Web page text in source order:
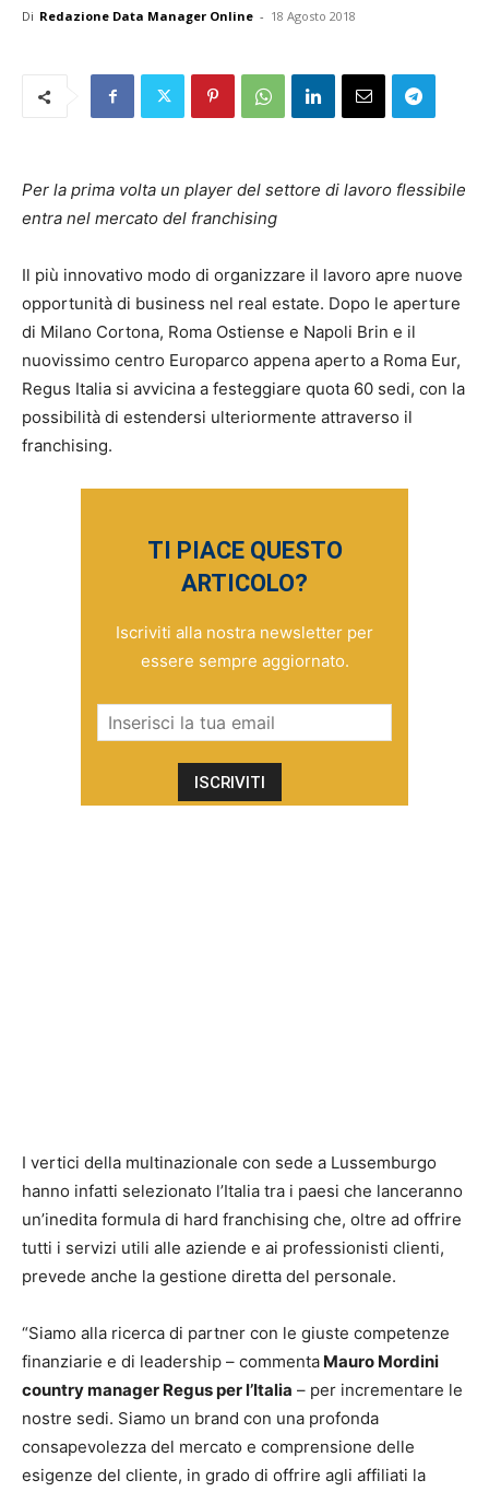
Di Redazione Data Manager Online - 18 Agosto 2018
Per la prima volta un player del settore di lavoro flessibile
entra nel mercato del franchising
Il più innovativo modo di organizzare il lavoro apre nuove
opportunità di business nel real estate. Dopo le aperture
di Milano Cortona, Roma Ostiense e Napoli Brin e il
nuovissimo centro Europarco appena aperto a Roma Eur,
Regus Italia si avvicina a festeggiare quota 60 sedi, con la
possibilità di estendersi ulteriormente attraverso il
franchising.
TI PIACE QUESTO
ARTICOLO?
Iscriviti alla nostra newsletter per
essere sempre aggiornato.
I vertici della multinazionale con sede a Lussemburgo
hanno infatti selezionato l’Italia tra i paesi che lanceranno
un’inedita formula di hard franchising che, oltre ad offrire
tutti i servizi utili alle aziende e ai professionisti clienti,
prevede anche la gestione diretta del personale.
“Siamo alla ricerca di partner con le giuste competenze
finanziarie e di leadership – commenta Mauro Mordini
country manager Regus per l’Italia – per incrementare le
nostre sedi. Siamo un brand con una profonda
consapevolezza del mercato e comprensione delle
esigenze del cliente, in grado di offrire agli affiliati la